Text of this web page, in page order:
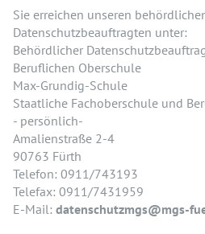
Sie erreichen unseren
Datenschutzbeauftragten unter:
Behördlicher
Beruflichen Oberschule
Max-Grundig-Schule
Staatliche Fachoberschule und
- persönlich-
Amalienstraße 2-4
90763 Fürth
Telefon: 0911/743193
Telefax: 0911/7431959
E-Mail: datenschutzmgs@mgs-